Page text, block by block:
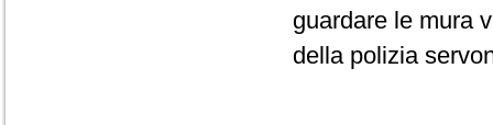
guardare le mura
della polizia